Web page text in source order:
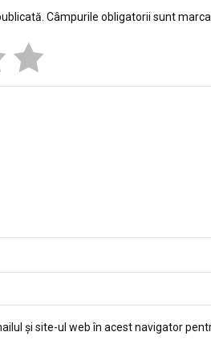
Câmpurile obligatorii sunt
și site-ul web în acest navigator